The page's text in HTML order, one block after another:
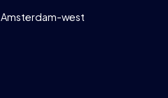
Amsterdam-west